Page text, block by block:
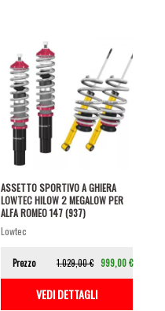
ASSETTO SPORTIVO A GHIERA
LOWTEC HILOW 2 MEGALOW PER
ALFA ROMEO 147 (937)
lowtec
Prezzo 1.029,00 € 999,00 €
VEDI DETTAGLI